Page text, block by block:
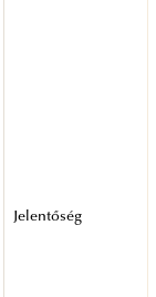
Jelentőség